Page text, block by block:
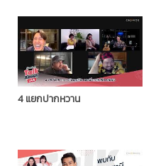
4 แยกปากหวาน